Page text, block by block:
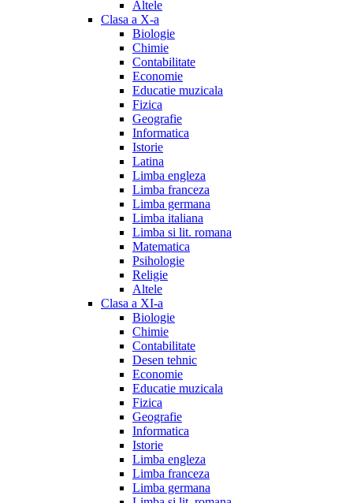
Altele
Clasa a X-a
Biologie
Chimie
Contabilitate
Economie
Educatie muzicala
Fizica
Geografie
Informatica
Istorie
Latina
Limba engleza
Limba franceza
Limba germana
Limba italiana
Limba si lit. romana
Matematica
Psihologie
Religie
Altele
Clasa a XI-a
Biologie
Chimie
Contabilitate
Desen tehnic
Economie
Educatie muzicala
Fizica
Geografie
Informatica
Istorie
Limba engleza
Limba franceza
Limba germana